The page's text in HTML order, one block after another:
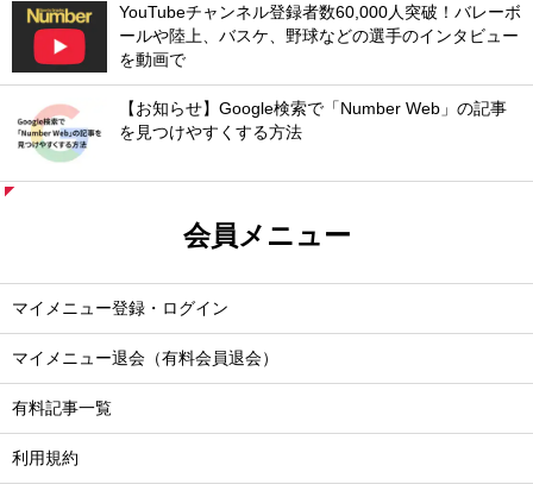
YouTubeチャンネル登録者数60,000人突破！バレーボ
ールや陸上、バスケ、野球などの選手のインタビュー
を動画で
【お知らせ】Google検索で「Number Web」の記事
を見つけやすくする方法
会員メニュー
マイメニュー登録・ログイン
マイメニュー退会（有料会員退会）
有料記事一覧
利用規約